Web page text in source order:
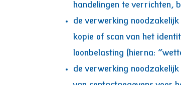
handelingen te verrichten,
de verwerking
kopie of scan van het
loonbelasting (hierna:
de verwerking